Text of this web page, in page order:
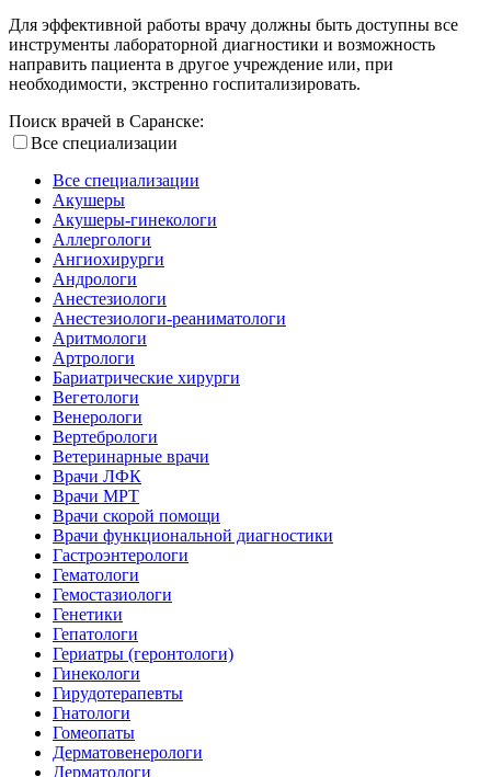
Для эффективной работы врачу должны быть доступны все
инструменты лабораторной диагностики и возможность
направить пациента в другое учреждение или, при
необходимости, экстренно госпитализировать.
Поиск врачей в Саранске:
Все специализации
Все специализации
Акушеры
Акушеры-гинекологи
Аллергологи
Ангиохирурги
Андрологи
Анестезиологи
Анестезиологи-реаниматологи
Аритмологи
Артрологи
Бариатрические хирурги
Вегетологи
Венерологи
Вертебрологи
Ветеринарные врачи
Врачи ЛФК
Врачи МРТ
Врачи скорой помощи
Врачи функциональной диагностики
Гастроэнтерологи
Гематологи
Гемостазиологи
Генетики
Гепатологи
Гериатры (геронтологи)
Гинекологи
Гирудотерапевты
Гнатологи
Гомеопаты
Дерматовенерологи
Дерматологи